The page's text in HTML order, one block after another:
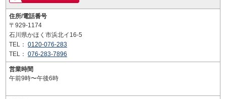
住所/電話番号
〒929-1174
石川県かほく市浜北イ16-5
TEL： 0120-076-283
TEL： 076-283-7896
営業時間
午前9時〜午後6時